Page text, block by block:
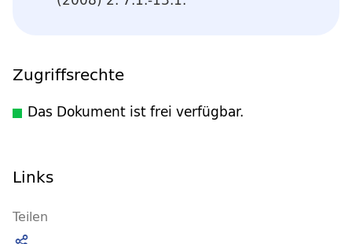
Zugriffsrechte
Das Dokument ist frei verfügbar.
Links
Teilen